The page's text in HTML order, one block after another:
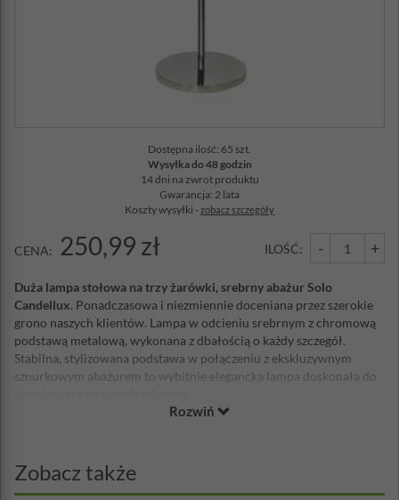
Dostępna ilość: 65 szt.
Wysyłka do 48 godzin
14 dni na zwrot produktu
Gwarancja: 2 lata
Koszty wysyłki -zobacz szczegóły
CENA: 250,99 zł ILOŚĆ: - +
Duża lampa stołowa na trzy żarówki, srebrny abażur Solo
Candellux. Ponadczasowa i niezmiennie doceniana przez szerokie
grono naszych klientów. Lampa w odcieniu srebrnym z chromową
podstawą metalową, wykonana z dbałością o każdy szczegół.
Stabilna, stylizowana podstawa w połączeniu z ekskluzywnym
sznurkowym abażurem to wybitnie elegancka lampa doskonała do
materiał: abażur sznurkowy, podstawa metalowa
wysokość: 46 cm
szerokość: 29 cm
Rozwiń
Zobacz także